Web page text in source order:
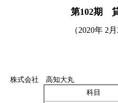
第102期
（2020年 2
株式会社 高知大丸
科目